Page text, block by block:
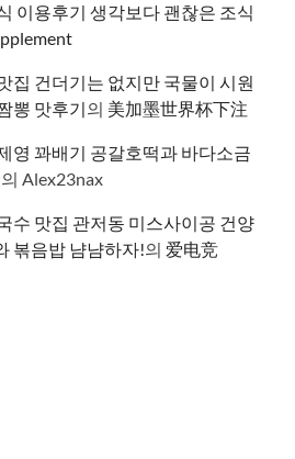
이용후기 생각보다 괜찮은 조식
집 건더기는 없지만 국물이 시원
뽕 맛후기의 美加墨世界杯下注
영 꽈배기 공갈호떡과 바다소금
의 Alex23nax
수 맛집 관저동 미스사이공 건양
볶음밥 냠냠하자!의 爱电竞